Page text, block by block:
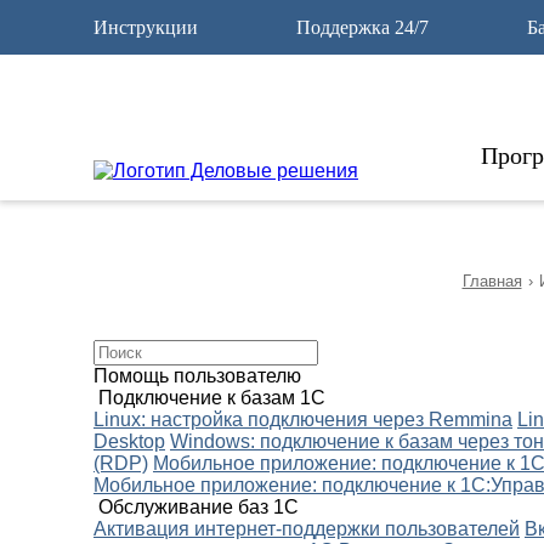
Инструкции Поддержка 24/7
Главная ›
Помощь пользователю
Подключение к базам 1С
Linux: настройка подключения через Remmina
Desktop Windows: подключение к базам через
(RDP) Мобильное приложение: подключение к
Мобильное приложение: подключение к
Обслуживание баз 1С
Активация интернет-поддержки пользователей